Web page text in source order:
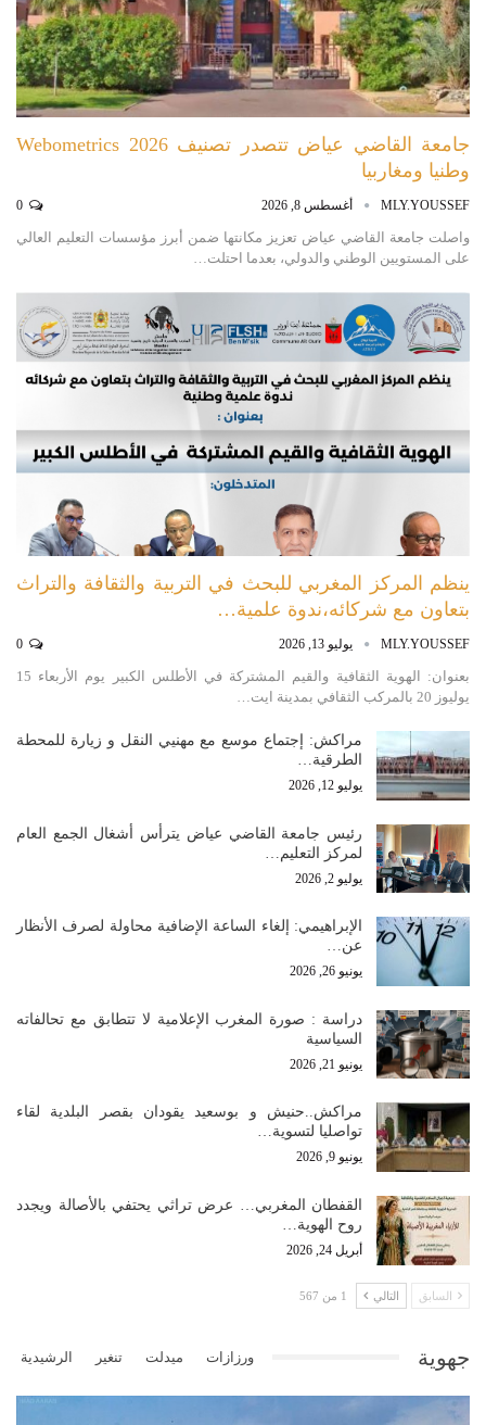
جامعة القاضي عياض تتصدر تصنيف Webometrics 2026
وطنيا ومغاربيا
MLY.YOUSSEF أغسطس 8, 2026
واصلت جامعة القاضي عياض تعزيز مكانتها ضمن أبرز مؤسسات التعليم العالي
على المستويين الوطني والدولي، بعدما احتلت…
ينظم المركز المغربي للبحث في التربية والثقافة والتراث
بتعاون مع شركائه،ندوة علمية…
MLY.YOUSSEF يوليو 13, 2026
بعنوان: الهوية الثقافية والقيم المشتركة في الأطلس الكبير يوم الأربعاء 15
يوليوز 20 بالمركب الثقافي بمدينة ايت…
مراكش: إجتماع موسع مع مهنيي النقل و زيارة للمحطة
الطرقية…
يوليو 12, 2026
رئيس جامعة القاضي عياض يترأس أشغال الجمع العام
لمركز التعليم…
يوليو 2, 2026
الإبراهيمي: إلغاء الساعة الإضافية محاولة لصرف الأنظار
عن…
يونيو 26, 2026
دراسة : صورة المغرب الإعلامية لا تتطابق مع تحالفاته
السياسية
يونيو 21, 2026
مراكش..حنيش و بوسعيد يقودان بقصر البلدية لقاء
تواصليا لتسوية…
يونيو 9, 2026
القفطان المغربي… عرض تراثي يحتفي بالأصالة ويجدد
روح الهوية…
أبريل 24, 2026
السابق التالي 1 من 567
جهوية الرشيدية تنغير ميدلت ورزازات